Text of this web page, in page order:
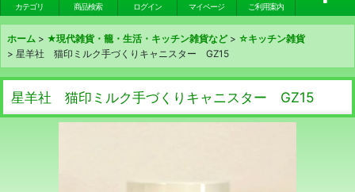
カテゴリ 商品検索 ログイン マイページ ご利用案内
ホーム > ★現代雑貨・籠・生活・キッチン雑貨など > ☆キッチン雑貨
> 星羊社 猫印ミルク手づくりキャニスター GZ15
星羊社 猫印ミルク手づくりキャニスター GZ15